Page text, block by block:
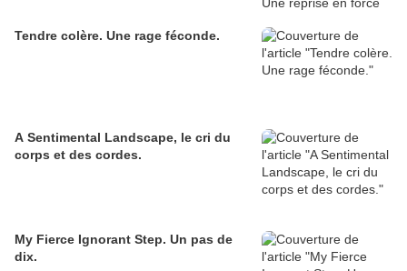
Tendre colère. Une rage féconde.
A Sentimental Landscape, le cri du
corps et des cordes.
My Fierce Ignorant Step. Un pas de
dix.